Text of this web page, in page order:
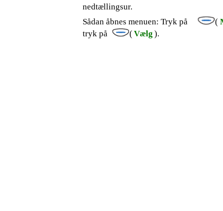
nedtællingsur.
Sådan åbnes menuen: Tryk på
(
tryk på
( Vælg ).